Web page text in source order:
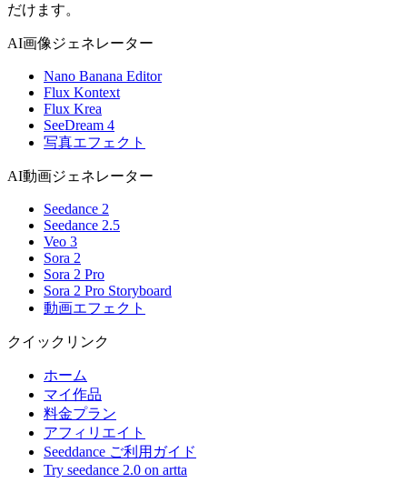
だけます。
AI画像ジェネレーター
Nano Banana Editor
Flux Kontext
Flux Krea
SeeDream 4
写真エフェクト
AI動画ジェネレーター
Seedance 2
Seedance 2.5
Veo 3
Sora 2
Sora 2 Pro
Sora 2 Pro Storyboard
動画エフェクト
クイックリンク
ホーム
マイ作品
料金プラン
アフィリエイト
Seeddance ご利用ガイド
Try seedance 2.0 on artta